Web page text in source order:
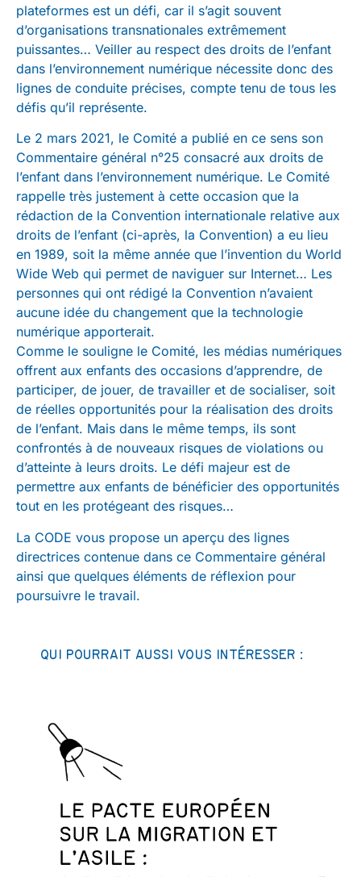
plateformes est un défi, car il s’agit souvent
d’organisations transnationales extrêmement
puissantes… Veiller au respect des droits de l’enfant
dans l’environnement numérique nécessite donc des
lignes de conduite précises, compte tenu de tous les
défis qu’il représente.
Le 2 mars 2021, le Comité a publié en ce sens son
Commentaire général n°25 consacré aux droits de
l’enfant dans l’environnement numérique. Le Comité
rappelle très justement à cette occasion que la
rédaction de la Convention internationale relative aux
droits de l’enfant (ci-après, la Convention) a eu lieu
en 1989, soit la même année que l’invention du World
Wide Web qui permet de naviguer sur Internet… Les
personnes qui ont rédigé la Convention n’avaient
aucune idée du changement que la technologie
numérique apporterait.
Comme le souligne le Comité, les médias numériques
offrent aux enfants des occasions d’apprendre, de
participer, de jouer, de travailler et de socialiser, soit
de réelles opportunités pour la réalisation des droits
de l’enfant. Mais dans le même temps, ils sont
confrontés à de nouveaux risques de violations ou
d’atteinte à leurs droits. Le défi majeur est de
permettre aux enfants de bénéficier des opportunités
tout en les protégeant des risques…
La CODE vous propose un aperçu des lignes
directrices contenue dans ce Commentaire général
ainsi que quelques éléments de réflexion pour
poursuivre le travail.
QUI POURRAIT AUSSI VOUS INTÉRESSER :